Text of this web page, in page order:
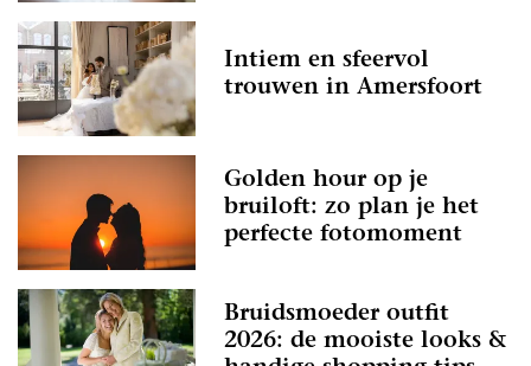
Intiem en sfeervol
trouwen in Amersfoort
Golden hour op je
bruiloft: zo plan je het
perfecte fotomoment
Bruidsmoeder outfit
2026: de mooiste looks &